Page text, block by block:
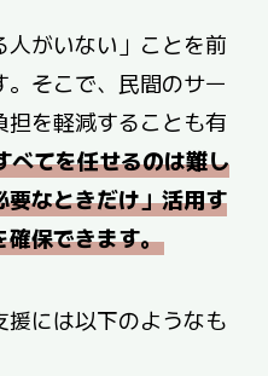
がいない」ことを前
そこで、民間のサー
を軽減することも有
べてを任せるのは難し
なときだけ」活用す
確保できます。
には以下のようなも